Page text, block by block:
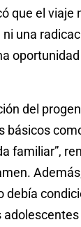
que el viaje
una
del
básicos
familiar”,
debía